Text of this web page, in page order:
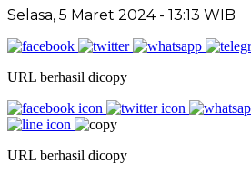
Selasa, 5 Maret 2024 - 13:13 WIB
URL berhasil dicopy
URL berhasil dicopy